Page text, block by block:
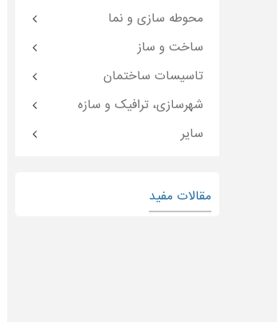
محوطه سازی و نما
ساخت و ساز
تاسیسات ساختمان
شهرسازی، ترافیک و سازه
سایر
مقالات مفید